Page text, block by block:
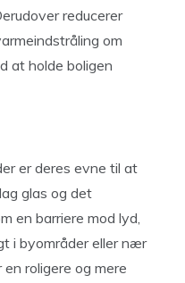
reducerer
om
at holde boligen
er deres evne til at
glas og det
en barriere mod lyd,
i byområder eller nær
roligere og mere